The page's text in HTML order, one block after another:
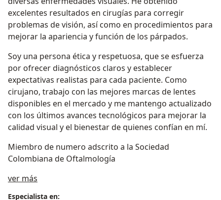
excelentes resultados en cirugías para corregir
problemas de visión, así como en procedimientos para
mejorar la apariencia y función de los párpados.
Soy una persona ética y respetuosa, que se esfuerza
por ofrecer diagnósticos claros y establecer
expectativas realistas para cada paciente. Como
cirujano, trabajo con las mejores marcas de lentes
disponibles en el mercado y me mantengo actualizado
con los últimos avances tecnológicos para mejorar la
calidad visual y el bienestar de quienes confían en mí.
Miembro de numero adscrito a la Sociedad
Colombiana de Oftalmología
ver más
Especialista en: